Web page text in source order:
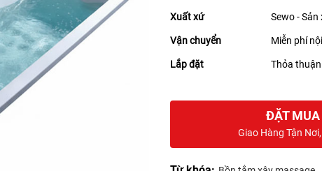
Xuất xứ Sewo -
Vận chuyển Miễn phí
Lắp đặt Thỏa thuận
ĐẶT MUA
Giao Hàng Tận